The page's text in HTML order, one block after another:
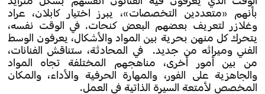
بأنهم «متعددين التخصصات»، يبرز اختيار كابلان، عراد
وغلازر لتعريف بعضهم البعض كنحات. في الوقت نفسه،
يتحرك كل منهن بحرية بين المواد والأشكال، يعرفون الوسط
الفني وميراثه من جديد. في المحادثة، ستناقش الفنانات،
من بين أمور أخرى، مناهجهم المختلفة تجاه المواد
والجاهزية على الفور، والمهارة الحرفية والأداء، والمكان
المخصص لأمتعة السيرة الذاتية في العمل.